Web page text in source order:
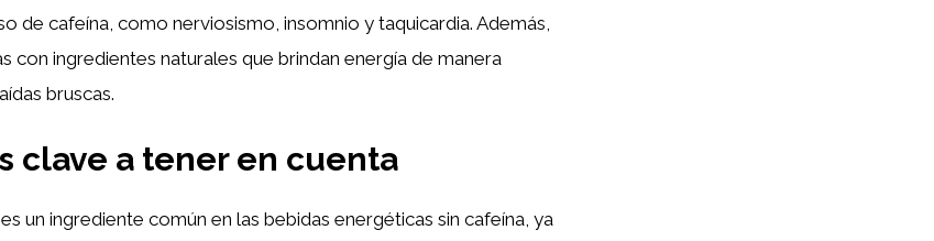
de cafeína, como nerviosismo, insomnio y taquicardia. Además,
con ingredientes naturales que brindan energía de manera
bruscas.
clave a tener en cuenta
un ingrediente común en las bebidas energéticas sin cafeína, ya